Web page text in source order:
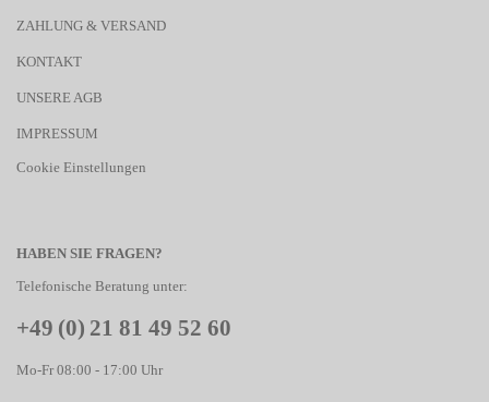
ZAHLUNG & VERSAND
KONTAKT
UNSERE AGB
IMPRESSUM
Cookie Einstellungen
HABEN SIE FRAGEN?
Telefonische Beratung unter:
+49 (0) 21 81 49 52 60
Mo-Fr 08:00 - 17:00 Uhr